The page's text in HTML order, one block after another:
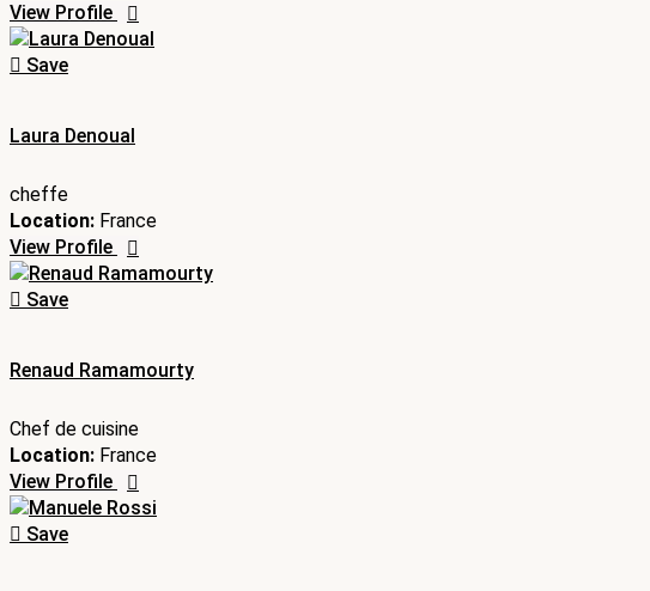
View Profile
Save
Laura Denoual
cheffe
Location: France
View Profile
Save
Renaud Ramamourty
Chef de cuisine
Location: France
View Profile
Save